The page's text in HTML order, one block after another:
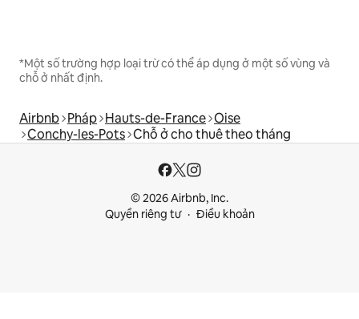
*Một số trường hợp loại trừ có thể áp dụng ở một số vùng và
chỗ ở nhất định.
Airbnb Pháp Hauts-de-France Oise
Conchy-les-Pots Chỗ ở cho thuê theo tháng
© 2026 Airbnb, Inc.
Quyền riêng tư
Điều khoản